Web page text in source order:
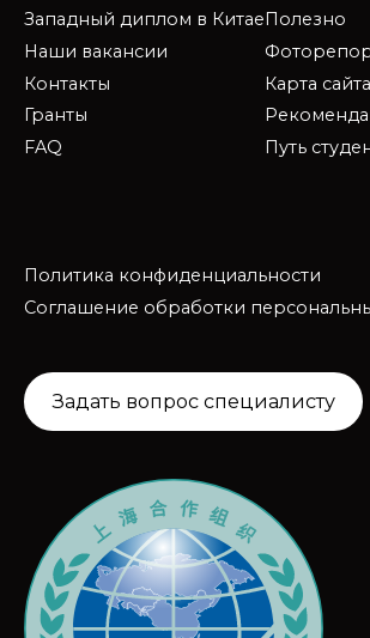
Западный диплом в Китае
Наши вакансии
Контакты
Гранты
FAQ
Полезно
Карта сайта
Путь
Политика конфиденциальности
Соглашение обработки
Задать вопрос специалисту